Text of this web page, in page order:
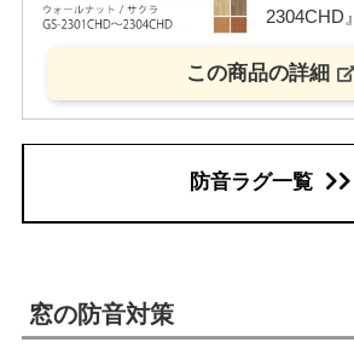
2304CHD』
この商品の詳細
防音ラグ一覧
窓の防音対策